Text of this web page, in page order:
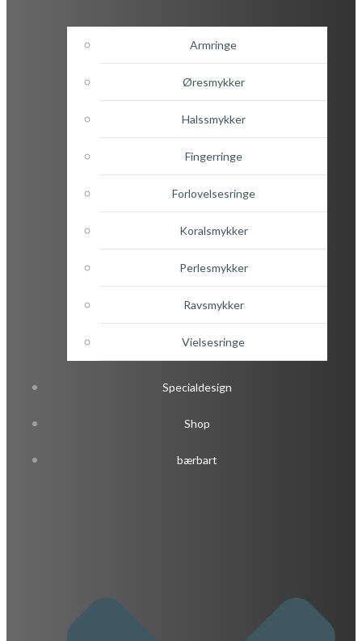
Armringe
Øresmykker
Halssmykker
Fingerringe
Forlovelsesringe
Koralsmykker
Perlesmykker
Ravsmykker
Vielsesringe
Specialdesign
Shop
bærbart